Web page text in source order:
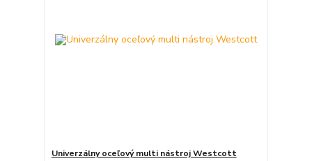
Univerzálny oceľový multi nástroj Westcott